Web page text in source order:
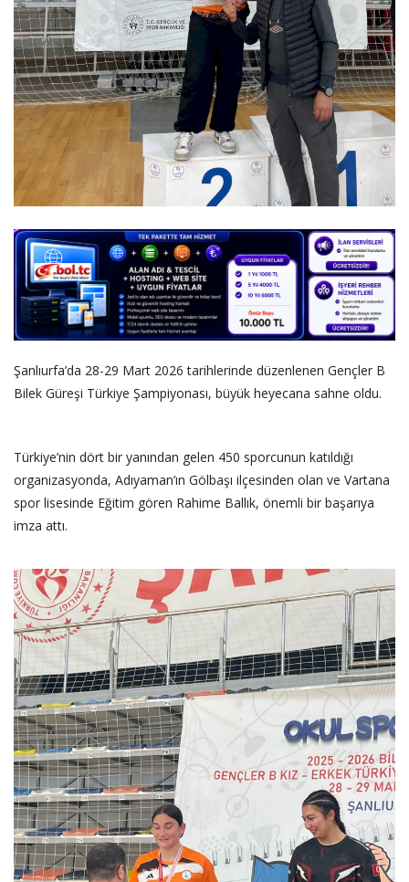
Şanlıurfa’da 28-29 Mart 2026 tarihlerinde düzenlenen Gençler B
Bilek Güreşi Türkiye Şampiyonası, büyük heyecana sahne oldu.
Türkiye’nin dört bir yanından gelen 450 sporcunun katıldığı
organizasyonda, Adıyaman’ın Gölbaşı ilçesinden olan ve Vartana
spor lisesinde Eğitim gören Rahime Ballık, önemli bir başarıya
imza attı.